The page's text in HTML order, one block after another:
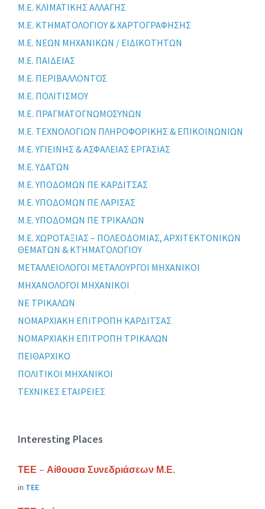
Μ.Ε. ΚΛΙΜΑΤΙΚΗΣ ΑΛΛΑΓΗΣ
Μ.Ε. ΚΤΗΜΑΤΟΛΟΓΙΟΥ & ΧΑΡΤΟΓΡΑΦΗΣΗΣ
Μ.Ε. ΝΕΩΝ ΜΗΧΑΝΙΚΩΝ / ΕΙΔΙΚΟΤΗΤΩΝ
Μ.Ε. ΠΑΙΔΕΙΑΣ
Μ.Ε. ΠΕΡΙΒΑΛΛΟΝΤΟΣ
Μ.Ε. ΠΟΛΙΤΙΣΜΟΥ
Μ.Ε. ΠΡΑΓΜΑΤΟΓΝΩΜΟΣΥΝΩΝ
Μ.Ε. ΤΕΧΝΟΛΟΓΙΩΝ ΠΛΗΡΟΦΟΡΙΚΗΣ & ΕΠΙΚΟΙΝΩΝΙΩΝ
Μ.Ε. ΥΓΙΕΙΝΗΣ & ΑΣΦΑΛΕΙΑΣ ΕΡΓΑΣΙΑΣ
Μ.Ε. ΥΔΑΤΩΝ
Μ.Ε. ΥΠΟΔΟΜΩΝ ΠΕ ΚΑΡΔΙΤΣΑΣ
Μ.Ε. ΥΠΟΔΟΜΩΝ ΠΕ ΛΑΡΙΣΑΣ
Μ.Ε. ΥΠΟΔΟΜΩΝ ΠΕ ΤΡΙΚΑΛΩΝ
Μ.Ε. ΧΩΡΟΤΑΞΙΑΣ – ΠΟΛΕΟΔΟΜΙΑΣ, ΑΡΧΙΤΕΚΤΟΝΙΚΩΝ
ΘΕΜΑΤΩΝ & ΚΤΗΜΑΤΟΛΟΓΙΟΥ
ΜΕΤΑΛΛΕΙΟΛΟΓΟΙ ΜΕΤΑΛΟΥΡΓΟΙ ΜΗΧΑΝΙΚΟΙ
ΜΗΧΑΝΟΛΟΓΟΙ ΜΗΧΑΝΙΚΟΙ
ΝΕ ΤΡΙΚΑΛΩΝ
ΝΟΜΑΡΧΙΑΚΗ ΕΠΙΤΡΟΠΗ ΚΑΡΔΙΤΣΑΣ
ΝΟΜΑΡΧΙΑΚΗ ΕΠΙΤΡΟΠΗ ΤΡΙΚΑΛΩΝ
ΠΕΙΘΑΡΧΙΚΟ
ΠΟΛΙΤΙΚΟΙ ΜΗΧΑΝΙΚΟΙ
ΤΕΧΝΙΚΕΣ ΕΤΑΙΡΕΙΕΣ
Interesting Places
ΤΕΕ – Αίθουσα Συνεδριάσεων Μ.Ε.
in ΤΕΕ